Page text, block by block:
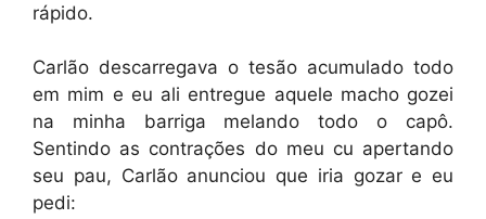
rápido.
Carlão descarregava o tesão acumulado todo
em mim e eu ali entregue aquele macho gozei
na minha barriga melando todo o capô.
Sentindo as contrações do meu cu apertando
seu pau, Carlão anunciou que iria gozar e eu
pedi: